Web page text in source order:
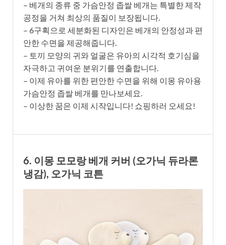
– 베개의 종류 중 가슴안정 좁쌀 베개는 특별한 제작
공정을 거쳐 최상의 품질이 보장됩니다.
– 6구획으로 세분화된 디자인은 베개의 안정성과 편
안한 수면을 제공해줍니다.
– 토끼 모양의 귀와 얼굴은 유아의 시각적 호기심을
자극하고 귀여운 분위기를 연출합니다.
– 이제 유아를 위한 편안한 수면을 위해 이몽 유아용
가슴안정 좁쌀 베개를 만나보세요.
– 이상한 꿈은 이제 시작입니다! 쇼핑하러 오세요!
6. 이몽 모모랑 베개 커버 (오가닉 듀라론
냉감), 오가닉 코튼